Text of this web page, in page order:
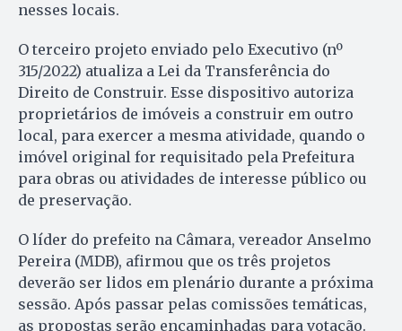
nesses locais.
O terceiro projeto enviado pelo Executivo (nº
315/2022) atualiza a Lei da Transferência do
Direito de Construir. Esse dispositivo autoriza
proprietários de imóveis a construir em outro
local, para exercer a mesma atividade, quando o
imóvel original for requisitado pela Prefeitura
para obras ou atividades de interesse público ou
de preservação.
O líder do prefeito na Câmara, vereador Anselmo
Pereira (MDB), afirmou que os três projetos
deverão ser lidos em plenário durante a próxima
sessão. Após passar pelas comissões temáticas,
as propostas serão encaminhadas para votação.